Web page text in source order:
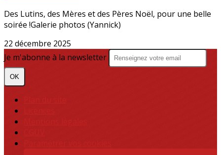
Des Lutins, des Mères et des Pères Noël, pour une belle
soirée !Galerie photos (Yannick)
22 décembre 2025
Je m'abonne à la newsletter
OK
Plan du site
Mentions légales
CGUV
Paramétrer vos cookies